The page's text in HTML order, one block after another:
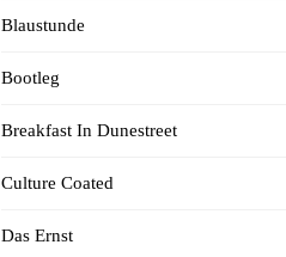
Blaustunde
Bootleg
Breakfast In Dunestreet
Culture Coated
Das Ernst